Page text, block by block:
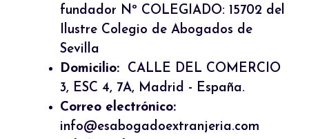
fundador Nº COLEGIADO: 15702 del
Ilustre Colegio de Abogados de
Sevilla
Domicilio: CALLE DEL COMERCIO
3, ESC 4, 7A, Madrid - España.
Correo electrónico:
info@esabogadoextranjeria.com